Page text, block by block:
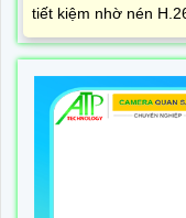
tiết kiệm nhờ nén